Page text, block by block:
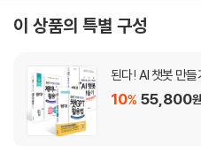
이 상품의 특별 구성
된다! AI 챗봇 만
10% 55,800원